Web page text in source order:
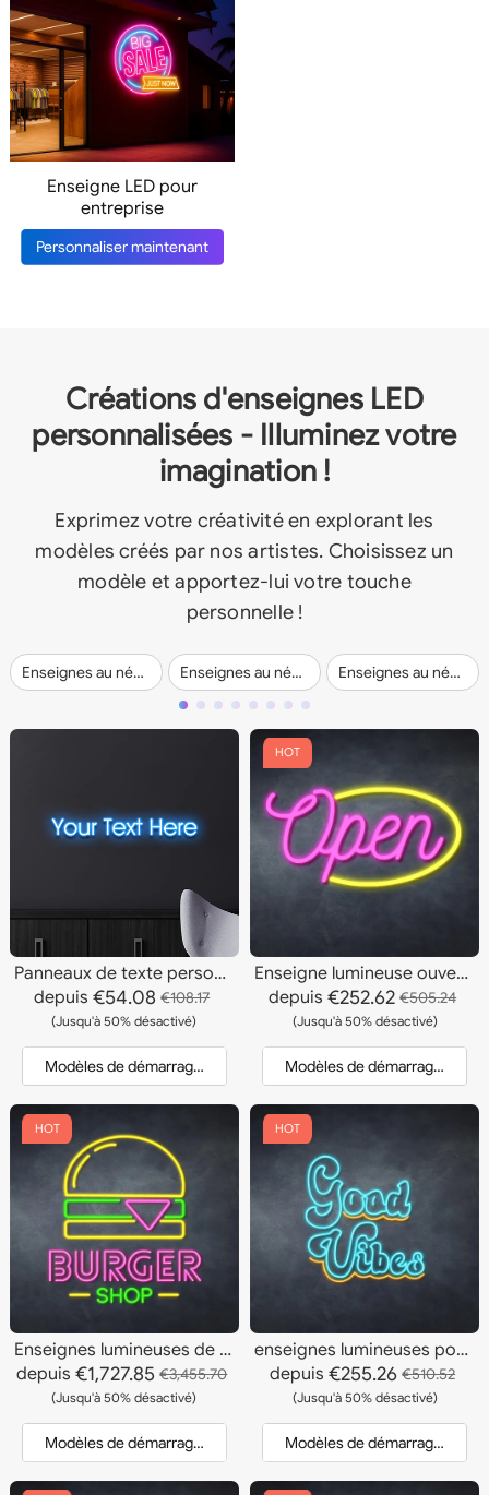
Enseigne LED pour
entreprise
Personnaliser maintenant
Créations d'enseignes LED
personnalisées - Illuminez votre
imagination !
Exprimez votre créativité en explorant les
modèles créés par nos artistes. Choisissez un
modèle et apportez-lui votre touche
personnelle !
Enseignes au néon de mariage Enseignes au néon pour entreprises Enseignes au néon personnalisées
Panneaux de texte personnalisés
depuis €54.08 €108.17
(Jusqu'à 50% désactivé)
Modèles de démarrage et devis
HOT
Enseigne lumineuse ouverte
depuis €252.62 €505.24
(Jusqu'à 50% désactivé)
Modèles de démarrage et
HOT
Enseignes lumineuses de restaurants de hamburgers
depuis €1,727.85 €3,455.70
(Jusqu'à 50% désactivé)
Modèles de démarrage et devis
HOT
enseignes lumineuses positives
depuis €255.26 €510.52
(Jusqu'à 50% désactivé)
Modèles de démarrage et